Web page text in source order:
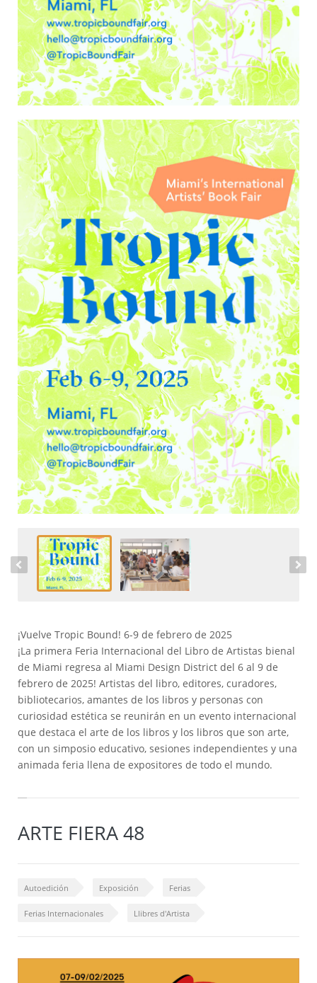
¡Vuelve Tropic Bound! 6-9 de febrero de 2025
¡La primera Feria Internacional del Libro de Artistas bienal
de Miami regresa al Miami Design District del 6 al 9 de
febrero de 2025! Artistas del libro, editores, curadores,
bibliotecarios, amantes de los libros y personas con
curiosidad estética se reunirán en un evento internacional
que destaca el arte de los libros y los libros que son arte,
con un simposio educativo, sesiones independientes y una
animada feria llena de expositores de todo el mundo.
ARTE FIERA 48
Autoedición Exposición Ferias
Ferias Internacionales Llibres d'Artista